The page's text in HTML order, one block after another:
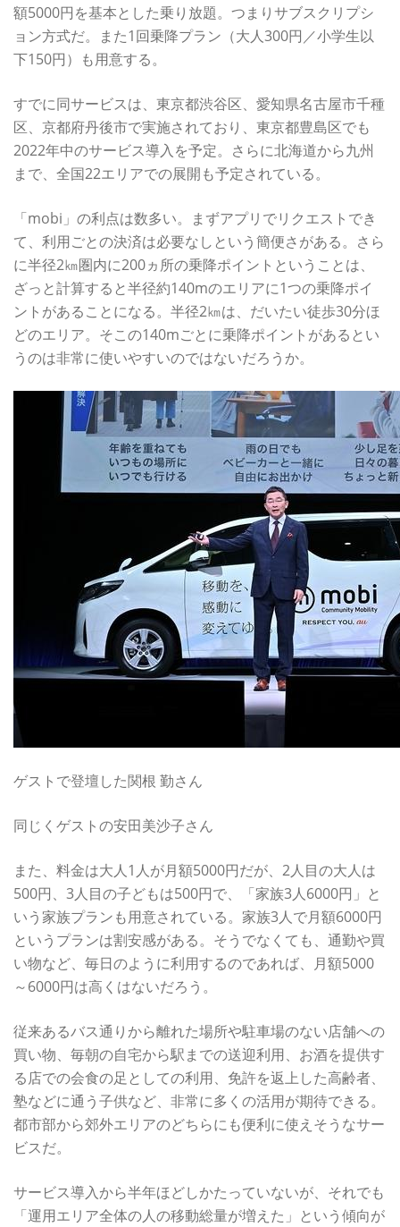
額5000円を基本とした乗り放題。つまりサブスクリプシ
ョン方式だ。また1回乗降プラン（大人300円／小学生以
下150円）も用意する。
すでに同サービスは、東京都渋谷区、愛知県名古屋市千種
区、京都府丹後市で実施されており、東京都豊島区でも
2022年中のサービス導入を予定。さらに北海道から九州
まで、全国22エリアでの展開も予定されている。
「mobi」の利点は数多い。まずアプリでリクエストでき
て、利用ごとの決済は必要なしという簡便さがある。さら
に半径2㎞圏内に200ヵ所の乗降ポイントということは、
ざっと計算すると半径約140mのエリアに1つの乗降ポイ
ントがあることになる。半径2㎞は、だいたい徒歩30分ほ
どのエリア。そこの140mごとに乗降ポイントがあるとい
うのは非常に使いやすいのではないだろうか。
ゲストで登壇した関根 勤さん
同じくゲストの安田美沙子さん
また、料金は大人1人が月額5000円だが、2人目の大人は
500円、3人目の子どもは500円で、「家族3人6000円」と
いう家族プランも用意されている。家族3人で月額6000円
というプランは割安感がある。そうでなくても、通勤や買
い物など、毎日のように利用するのであれば、月額5000
～6000円は高くはないだろう。
従来あるバス通りから離れた場所や駐車場のない店舗への
買い物、毎朝の自宅から駅までの送迎利用、お酒を提供す
る店での会食の足としての利用、免許を返上した高齢者、
塾などに通う子供など、非常に多くの活用が期待できる。
都市部から郊外エリアのどちらにも便利に使えそうなサー
ビスだ。
サービス導入から半年ほどしかたっていないが、それでも
「運用エリア全体の人の移動総量が増えた」という傾向が